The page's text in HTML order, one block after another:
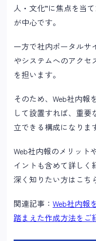
人・文化”に焦点を当
が中心です。
一方で社内ポータルサ
やシステムへのアクセ
を担います。
そのため、Web社内報
して設置すれば、重
立できる構成になりま
Web社内報のメリット
イントも含めて詳しく
深く知りたい方はこち
関連記事： Web社内報
踏まえた作成方法をご